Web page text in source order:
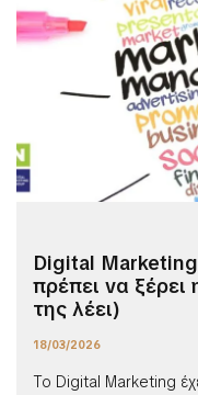
Digital
πρέπει να ξέρει
της λέει)
18/03/2026
Το Digital Marketing